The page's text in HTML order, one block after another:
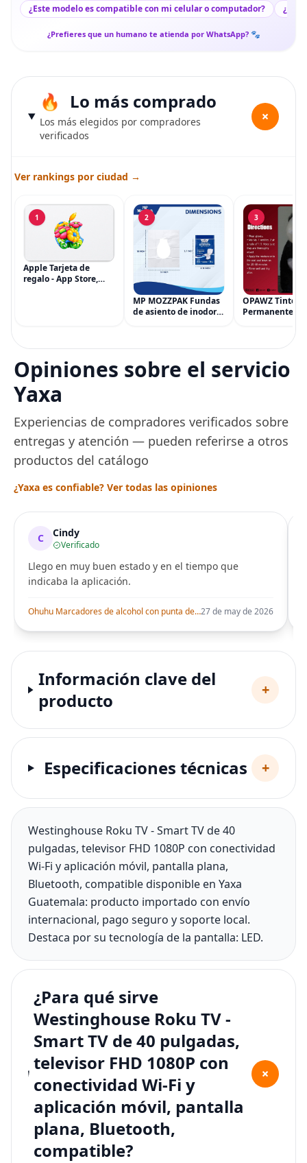
¿Este modelo es compatible con mi celular o computador?
¿Prefieres que un humano te atienda por WhatsApp? 🐾
Lo más comprado
Los más elegidos por compradores
verificados
+
Ver rankings por ciudad →
1
Apple Tarjeta de
regalo - App Store,
2
MP MOZZPAK Fundas
de asiento de inodoro
para entrenamiento
3
OPAWZ Tinte
Permanente
Tinte para
Peluquería
una Década,
Opiniones sobre el servicio
Yaxa
Experiencias de compradores verificados sobre
entregas y atención — pueden referirse a otros
productos del catálogo
¿Yaxa es confiable? Ver todas las opiniones
C Cindy
Verificado
Llego en muy buen estado y en el tiempo que
indicaba la aplicación.
Ohuhu Marcadores de alcohol con punta de pincel – Juego de marcadores artísticos de doble punta con certificación AP para artistas adultos27 de may de 2026
Información clave del
producto
+
Especificaciones técnicas +
Westinghouse Roku TV - Smart TV de 40
pulgadas, televisor FHD 1080P con conectividad
Wi-Fi y aplicación móvil, pantalla plana,
Bluetooth, compatible disponible en Yaxa
Guatemala: producto importado con envío
internacional, pago seguro y soporte local.
Destaca por su tecnología de la pantalla: LED.
¿Para qué sirve
Westinghouse Roku TV -
Smart TV de 40 pulgadas,
televisor FHD 1080P con
conectividad Wi-Fi y
aplicación móvil, pantalla
plana, Bluetooth,
compatible?
+